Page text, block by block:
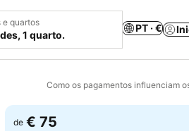
e quartos
1 quarto.
PT · €
Como os pagamentos influenciam
aos favoritos
de € 75